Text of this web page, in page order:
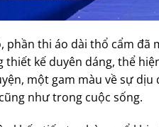
phần thi áo dài thổ cẩm đã
kế duyên dáng, thể
một gam màu về sự
như trong cuộc sống.